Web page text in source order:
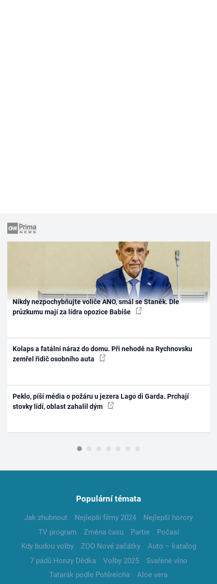
Nikdy nezpochybňujte voliče ANO, smál se Staněk. Dle
průzkumu mají za lídra opozice Babiše
Kolaps a fatální náraz do domu. Při nehodě na Rychnovsku
zemřel řidič osobního auta
Peklo, píší média o požáru u jezera Lago di Garda. Prchají
stovky lidí, oblast zahalil dým
Populární témata
Jak zhubnout Nejlepší filmy 2024
Nejlepší horory
TV program
Změna času Partie
Počasí
Kdy budou volby
ZOO Nové začátky
Auto – katalog
7 pádů Honzy Dědka
Volby 2025
Svařené víno
Tatarák podle Pohlreicha
Aloe vera